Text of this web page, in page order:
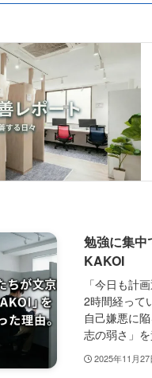
勉強に集中
KAKOI
「今日も計
2時間経って
自己嫌悪に
志の弱さ」
2025年11月27